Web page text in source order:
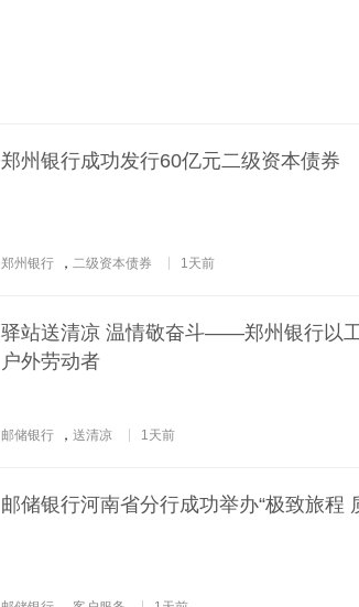
郑州银行成功发行60亿元二级资本债券
郑州银行 ， 二级资本债券 1天前
驿站送清凉 温情敬奋斗——郑州银行以
户外劳动者
邮储银行 ， 送清凉 1天前
邮储银行河南省分行成功举办“极致旅程